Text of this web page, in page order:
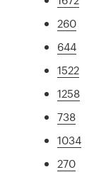
260
644
1522
1258
738
1034
270